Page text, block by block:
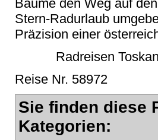
Bäume den Weg auf
Stern-Radurlaub
Präzision einer
Radreisen
Reise Nr. 58972
Sie finden diese
Kategorien: